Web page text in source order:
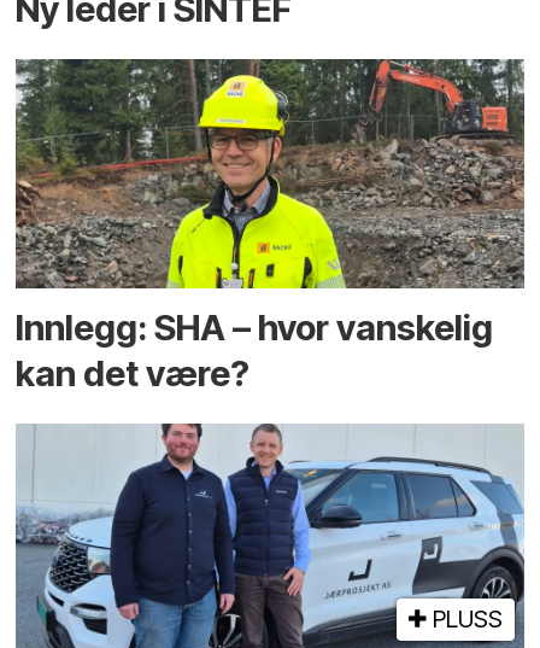
Ny leder i SINTEF
Innlegg: SHA – hvor vanskelig
kan det være?
PLUSS